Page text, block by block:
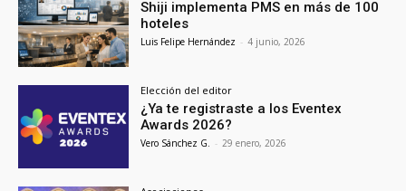
Shiji implementa PMS en más de 100
hoteles
Luis Felipe Hernández - 4 junio, 2026
Elección del editor
¿Ya te registraste a los Eventex
Awards 2026?
Vero Sánchez G. - 29 enero, 2026